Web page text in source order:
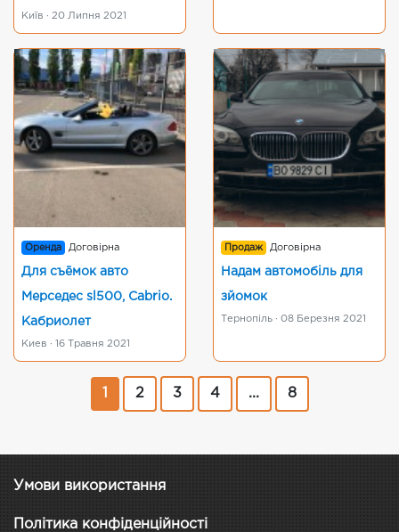
Київ · 20 Липня 2021
Оренда Договірна
Для съёмок авто
Мерседес sl500, Сabrio.
Кабриолет
Киев · 16 Травня 2021
Продаж Договірна
Надам автомобіль для
зйомок
Тернопіль · 08 Березня 2021
2 3 4 ... 8
Умови використання
Політика конфіденційності